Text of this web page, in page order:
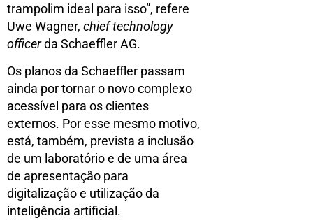
trampolim ideal para isso”, refere
Uwe Wagner, chief technology
officerda Schaeffler AG.
Os planos da Schaeffler passam
ainda por tornar o novo complexo
acessível para os clientes
externos. Por esse mesmo motivo,
está, também, prevista a inclusão
de um laboratório e de uma área
de apresentação para
digitalização e utilização da
inteligência artificial.